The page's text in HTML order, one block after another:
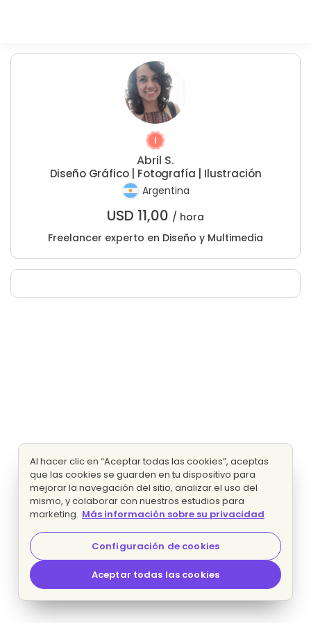
Abril S.
Diseño Gráfico | Fotografía | Ilustración
Argentina
USD 11,00 / hora
Freelancer experto en Diseño y Multimedia
Al hacer clic en “Aceptar todas las cookies”, aceptas
que las cookies se guarden en tu dispositivo para
mejorar la navegación del sitio, analizar el uso del
mismo, y colaborar con nuestros estudios para
marketing. Más información sobre su privacidad
Configuración de cookies
Aceptar todas las cookies